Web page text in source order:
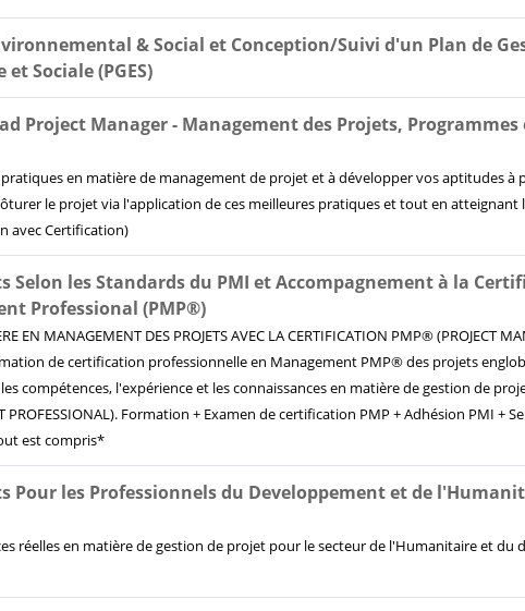
& Social et Conception/Suivi d'un Plan de
Sociale (PGES)
Project Manager - Management des Projets, Programmes
en matière de management de projet et à développer vos aptitudes à
le projet via l'application de ces meilleures pratiques et tout en atteignant
avec Certification)
Selon les Standards du PMI et Accompagnement à la
Professional (PMP®)
EN MANAGEMENT DES PROJETS AVEC LA CERTIFICATION PMP® (PROJECT
de certification professionnelle en Management PMP® des projets
compétences, l'expérience et les connaissances en matière de gestion de
PROFESSIONAL). Formation + Examen de certification PMP + Adhésion PMI +
est compris*
Pour les Professionnels du Developpement et de
réelles en matière de gestion de projet pour le secteur de l'Humanitaire et du